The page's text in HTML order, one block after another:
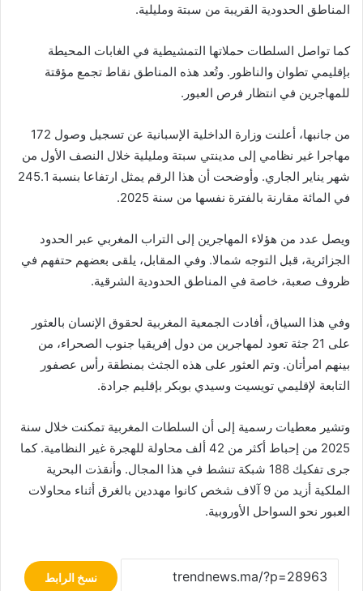
المناطق الحدودية القريبة من سبتة ومليلية.
كما تواصل السلطات حملاتها التمشيطية في الغابات المحيطة
بإقليمي تطوان والناظور. وتُعد هذه المناطق نقاط تجمع مؤقتة
للمهاجرين في انتظار فرص العبور.
من جانبها، أعلنت وزارة الداخلية الإسبانية عن تسجيل وصول 172
مهاجرا غير نظامي إلى مدينتي سبتة ومليلية خلال النصف الأول من
شهر يناير الجاري. وأوضحت أن هذا الرقم يمثل ارتفاعا بنسبة 245.1
في المائة مقارنة بالفترة نفسها من سنة 2025.
ويصل عدد من هؤلاء المهاجرين إلى التراب المغربي عبر الحدود
الجزائرية، قبل التوجه شمالا. وفي المقابل، يلقى بعضهم حتفهم في
ظروف صعبة، خاصة في المناطق الحدودية الشرقية.
وفي هذا السياق، أفادت الجمعية المغربية لحقوق الإنسان بالعثور
على 21 جثة تعود لمهاجرين من دول إفريقيا جنوب الصحراء، من
بينهم امرأتان. وتم العثور على هذه الجثث بمنطقة رأس عصفور
التابعة لإقليمي تويسيت وسيدي بوبكر بإقليم جرادة.
وتشير معطيات رسمية إلى أن السلطات المغربية تمكنت خلال سنة
2025 من إحباط أكثر من 42 ألف محاولة للهجرة غير النظامية. كما
جرى تفكيك 188 شبكة تنشط في هذا المجال. وأنقذت البحرية
الملكية أزيد من 9 آلاف شخص كانوا مهددين بالغرق أثناء محاولات
العبور نحو السواحل الأوروبية.
نسخ الرابط